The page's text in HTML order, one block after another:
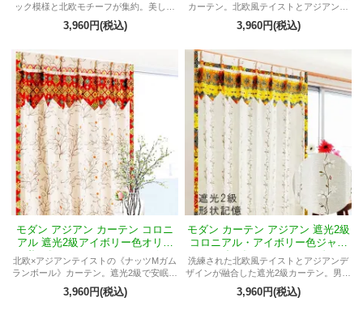
ック模様と北欧モチーフが集約。美しい
シルエットを末長く保つモダン遮光2級カ
ーテン。
3,960円(税込)
カーテン。北欧風テイストとアジアンデ
ザインが融合。洗練されたコロニアルイ
ンテリアに。
3,960円(税込)
モダン アジアン カーテン コロニ
アル 遮光2級アイボリー色オリー
ブ柄《ASナッツMガムランボー
ル》
北欧×アジアンテイストの《ナッツMガム
ランボール》カーテン。遮光2級で安眠＆
防犯対策◎洗えるポリエステル100％。
3,960円(税込)
モダン カーテン アジアン 遮光2級
コロニアル・アイボリー色ジャス
ミン柄《ASチロルMエコ》
洗練された北欧風テイストとアジアンデ
ザインが融合した遮光2級カーテン。男女
問わずお部屋に合わせて自由なコーディ
ネートが可能。
3,960円(税込)